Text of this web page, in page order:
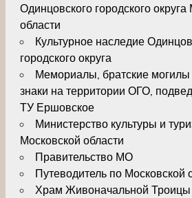
Одинцовского городского округа
области
Культурное наследие
городского округа
Мемориалы, братские
знаки на территории ОГО,
ТУ Ершовское
Министерство культуры и
Московской области
Правительство МО
Путеводитель по Московской
Храм Живоначальной